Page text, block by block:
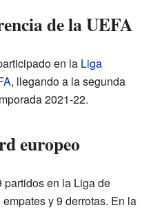
de la UEFA
en la Liga
, llegando a la segunda
2021-22.
europeo
partidos en la Liga de
y 9 derrotas. En la